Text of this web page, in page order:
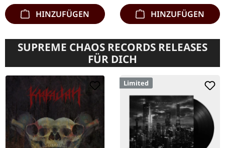
HINZUFÜGEN HINZUFÜGEN
SUPREME CHAOS RECORDS RELEASES
FÜR DICH
Limited